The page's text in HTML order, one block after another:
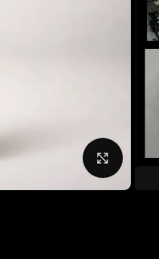
بزرگنمایی تصویر